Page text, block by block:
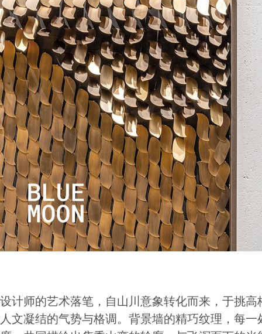
设计师的艺术落笔，自山川意象转化而来，于挑
人文凝结的气势与格调。背景墙的精巧纹理，每